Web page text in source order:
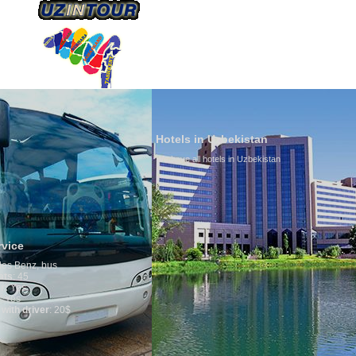
Hotels in Uzbekistan
We have all hotels in Uzbekistan
Culture of
By nature
is why
any influence
general, the
growth is
marriages is
percentage of
in the world.
family is